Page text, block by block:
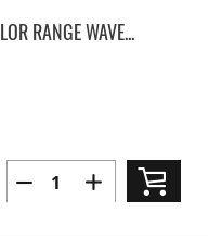
RANGE WAVE...